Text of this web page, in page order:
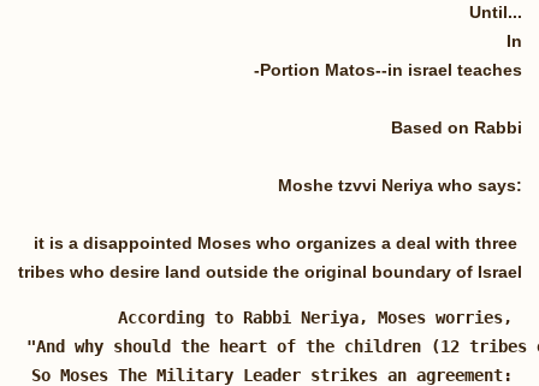
Until...
In
Portion Matos‐‐in israel teaches-
Based on Rabbi
Moshe tzvvi Neriya who says:
it is a disappointed Moses who organizes a deal with three
tribes who desire land outside the original boundary of Israel
According to Rabbi Neriya, Moses worries,
"And why should the heart of the children (12 tribes
So Moses The Military Leader strikes an agreement: